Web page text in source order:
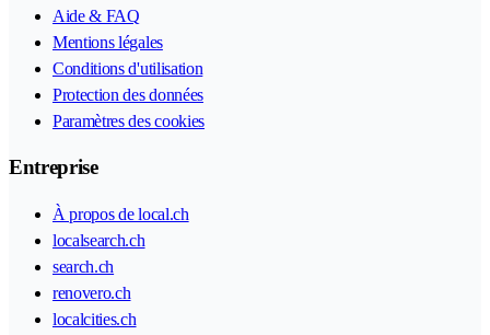
Aide & FAQ
Mentions légales
Conditions d'utilisation
Protection des données
Paramètres des cookies
Entreprise
À propos de local.ch
localsearch.ch
search.ch
renovero.ch
localcities.ch